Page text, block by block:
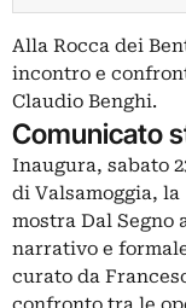
Alla Rocca dei
incontro e
Claudio Benghi.
Comunicato
Inaugura, sabato
di Valsamoggia, la
mostra Dal Segno
narrativo e
curato da